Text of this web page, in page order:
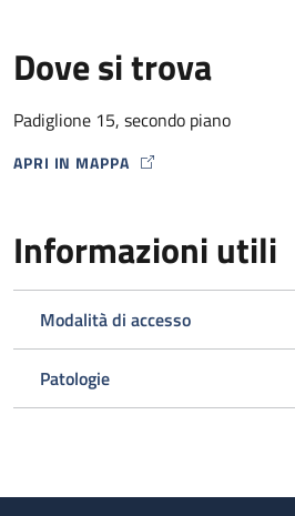
Dove si trova
Padiglione 15, secondo piano
APRI IN MAPPA
MAP ICON
Informazioni utili
Modalità di accesso
Patologie